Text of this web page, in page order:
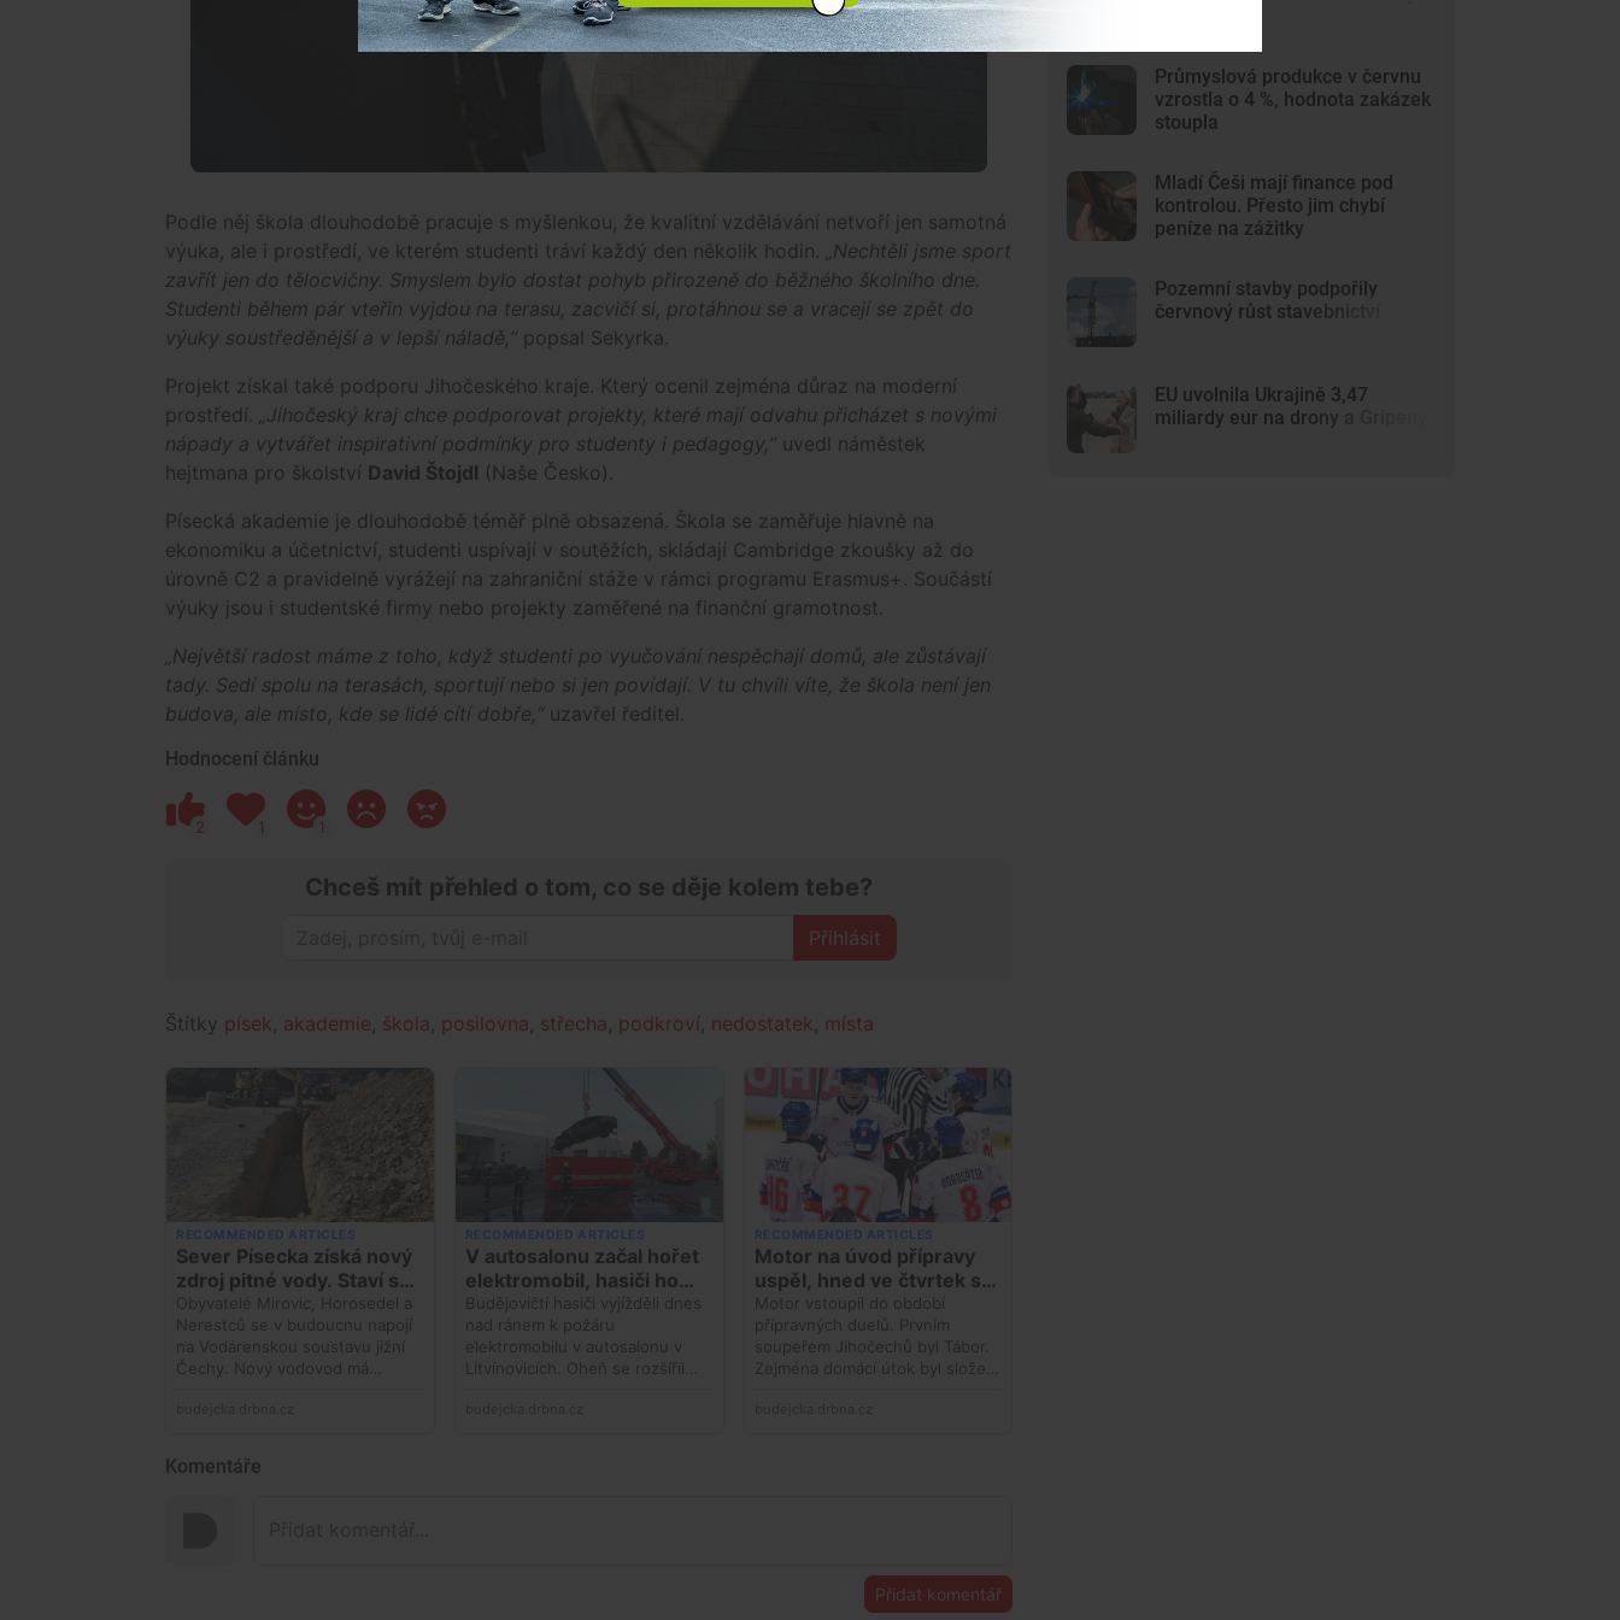
Podle něj škola dlouhodobě pracuje s myšlenkou, že kvalitní vzdělávání netvoří jen samotná
výuka, ale i prostředí, ve kterém studenti tráví každý den několik hodin.
„Nechtěli jsme sport
zavřít jen do tělocvičny. Smyslem bylo dostat pohyb přirozeně do běžného školního dne.
Studenti během pár vteřin vyjdou na terasu, zacvičí si, protáhnou se a vracejí se zpět do
výuky soustředěnější a v lepší náladě,“ popsal Sekyrka.
Projekt získal také podporu Jihočeského kraje. Který ocenil zejména důraz na moderní
prostředí.
„Jihočeský kraj chce podporovat projekty, které mají odvahu přicházet s novými
nápady a vytvářet inspirativní podmínky pro studenty i pedagogy,“ uvedl náměstek
hejtmana pro školství David Štojdl (Naše Česko).
Písecká akademie je dlouhodobě téměř plně obsazená. Škola se zaměřuje hlavně na
ekonomiku a účetnictví, studenti uspívají v soutěžích, skládají Cambridge zkoušky až do
úrovně C2 a pravidelně vyrážejí na zahraniční stáže v rámci programu Erasmus+. Součástí
výuky jsou i studentské firmy nebo projekty zaměřené na finanční gramotnost.
„Největší radost máme z toho, když studenti po vyučování nespěchají domů, ale zůstávají
tady. Sedí spolu na terasách, sportují nebo si jen povídají. V tu chvíli víte, že škola není jen
budova, ale místo, kde se lidé cítí dobře,“ uzavřel ředitel.
Hodnocení článku
2 1 1
Chceš mít přehled o tom, co se děje kolem tebe?
Přihlásit
Štítky písek akademie škola posilovna střecha podkroví nedostatek místa
Komentáře
Přidat komentář
Průmyslová produkce v červnu
vzrostla o 4 %, hodnota zakázek
stoupla
Mladí Češi mají finance pod
kontrolou. Přesto jim chybí
peníze na zážitky
Pozemní stavby podpořily
červnový růst stavebnictví
EU uvolnila Ukrajině 3,47
miliardy eur na drony a Gripeny